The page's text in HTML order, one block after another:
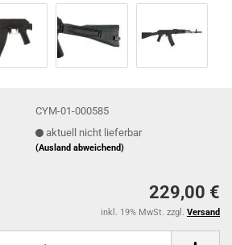
CYM-01-000585
aktuell nicht lieferbar
(Ausland abweichend)
229,00 €
inkl. 19% MwSt. zzgl. Versand